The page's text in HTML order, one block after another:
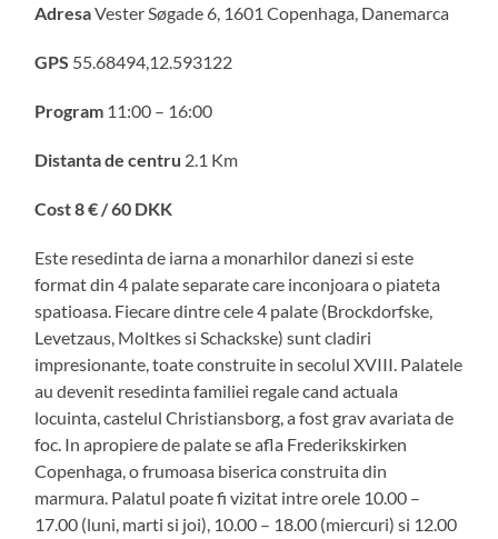
AdresaVester Søgade 6, 1601 Copenhaga, Danemarca
GPS 55.68494,12.593122
Program 11:00 – 16:00
Distanta de centru 2.1 Km
Cost 8 € / 60 DKK
Este resedinta de iarna a monarhilor danezi si este
format din 4 palate separate care inconjoara o piateta
spatioasa. Fiecare dintre cele 4 palate (Brockdorfske,
Levetzaus, Moltkes si Schackske) sunt cladiri
impresionante, toate construite in secolul XVIII. Palatele
au devenit resedinta familiei regale cand actuala
locuinta, castelul Christiansborg, a fost grav avariata de
foc. In apropiere de palate se afla Frederikskirken
Copenhaga, o frumoasa biserica construita din
marmura. Palatul poate fi vizitat intre orele 10.00 –
17.00 (luni, marti si joi), 10.00 – 18.00 (miercuri) si 12.00